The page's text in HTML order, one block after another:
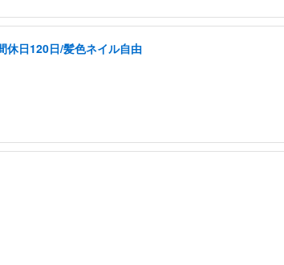
休日120日/髪色ネイル自由